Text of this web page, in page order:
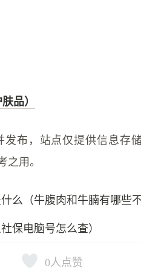
品）
发布，站点仅提供信息存
之用。
么（牛腹肉和牛腩有哪些不
保电脑号怎么查）
0 人点赞